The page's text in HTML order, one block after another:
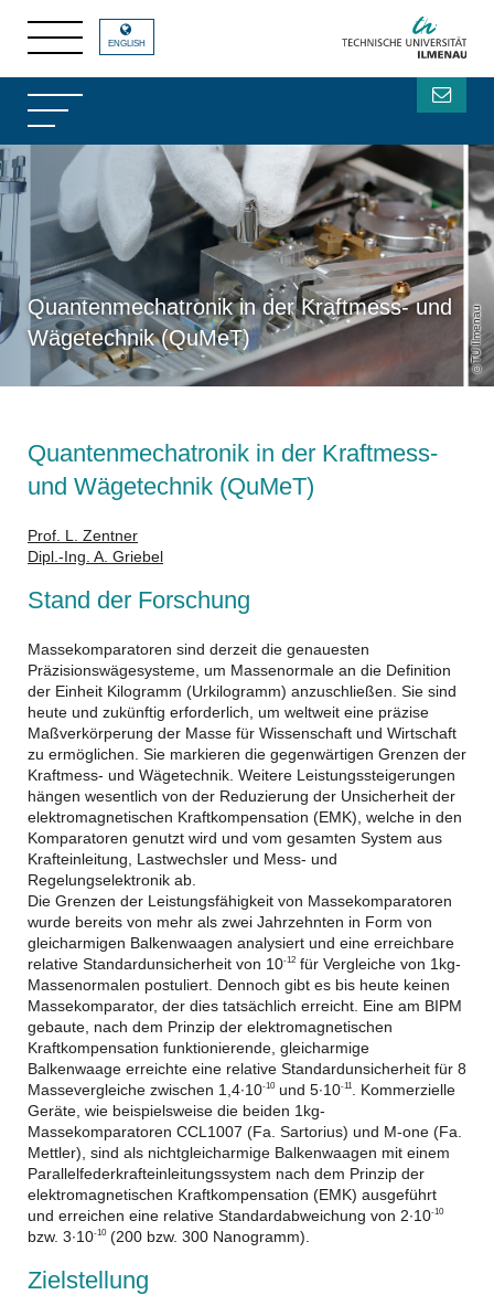
Quantenmechatronik in der Kraftmess- und
Wägetechnik (QuMeT)
TU Ilmenau
ENGLISH
Quantenmechatronik in der Kraftmess-
und Wägetechnik (QuMeT)
Prof. L. Zentner
Dipl.-Ing. A. Griebel
Stand der Forschung
Massekomparatoren sind derzeit die genauesten
Präzisionswägesysteme, um Massenormale an die Definition
der Einheit Kilogramm (Urkilogramm) anzuschließen. Sie sind
heute und zukünftig erforderlich, um weltweit eine präzise
Maßverkörperung der Masse für Wissenschaft und Wirtschaft
zu ermöglichen. Sie markieren die gegenwärtigen Grenzen der
Kraftmess- und Wägetechnik. Weitere Leistungssteigerungen
hängen wesentlich von der Reduzierung der Unsicherheit der
elektromagnetischen Kraftkompensation (EMK), welche in den
Komparatoren genutzt wird und vom gesamten System aus
Krafteinleitung, Lastwechsler und Mess- und
Regelungselektronik ab.
Die Grenzen der Leistungsfähigkeit von Massekomparatoren
wurde bereits von mehr als zwei Jahrzehnten in Form von
gleicharmigen Balkenwaagen analysiert und eine erreichbare
relative Standardunsicherheit von 10-12 für Vergleiche von 1kg-
Massenormalen postuliert. Dennoch gibt es bis heute keinen
Massekomparator, der dies tatsächlich erreicht. Eine am BIPM
gebaute, nach dem Prinzip der elektromagnetischen
Kraftkompensation funktionierende, gleicharmige
Balkenwaage erreichte eine relative Standardunsicherheit für 8
Massevergleiche zwischen 1,4∙10-10 und 5∙10-11
. Kommerzielle
Geräte, wie beispielsweise die beiden 1kg-
Massekomparatoren CCL1007 (Fa. Sartorius) und M-one (Fa.
Mettler), sind als nichtgleicharmige Balkenwaagen mit einem
Parallelfederkrafteinleitungssystem nach dem Prinzip der
elektromagnetischen Kraftkompensation (EMK) ausgeführt
und erreichen eine relative Standardabweichung von 2∙10-10
bzw. 3∙10-10 (200 bzw. 300 Nanogramm).
Zielstellung